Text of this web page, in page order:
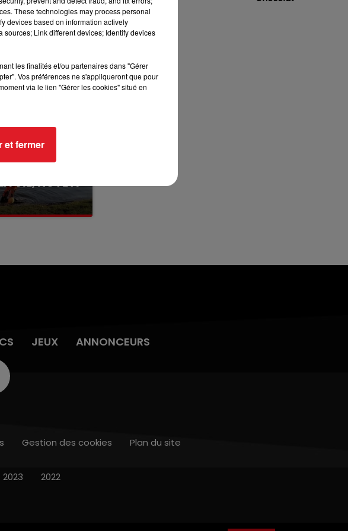
RDL WEEK-END
VIE, NOYÉ À
JEUX ANNONCEURS
Gestion des cookies Plan du site
2023 2022
These technologies may process personal
devices based on information actively
Link different devices; Identify devices
les finalités et/ou partenaires dans "Gérer
Vos préférences ne s'appliqueront que pour
via le lien "Gérer les cookies" situé en
et fermer